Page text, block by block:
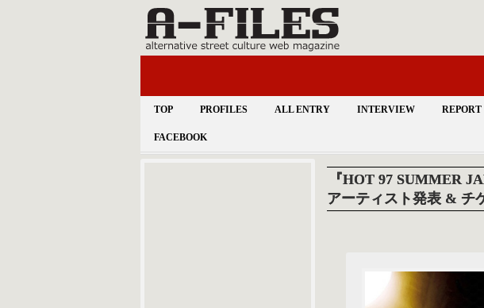
TOP PROFILES ALL ENTRY INTERVIEW REPORT
FACEBOOK
『HOT 97 SUMMER
アーティスト発表 & チ